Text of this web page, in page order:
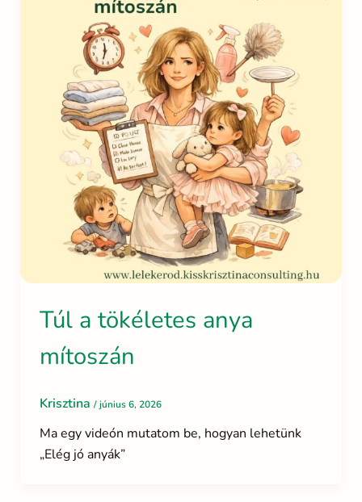
Túl a tökéletes anya
mítoszán
Krisztina /június 6, 2026
Ma egy videón mutatom be, hogyan lehetünk
„Elég jó anyák”